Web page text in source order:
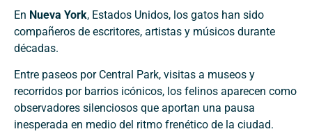
En Nueva York, Estados Unidos, los gatos han sido
compañeros de escritores, artistas y músicos durante
décadas.
Entre paseos por Central Park, visitas a museos y
recorridos por barrios icónicos, los felinos aparecen como
observadores silenciosos que aportan una pausa
inesperada en medio del ritmo frenético de la ciudad.